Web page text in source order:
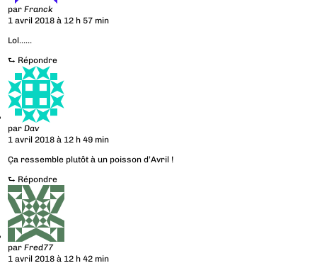
parFranck
1 avril 2018 à 12 h 57 min
Lol……
⮑ Répondre
parDav
1 avril 2018 à 12 h 49 min
Ça ressemble plutôt à un poisson d’Avril !
⮑ Répondre
parFred77
1 avril 2018 à 12 h 42 min